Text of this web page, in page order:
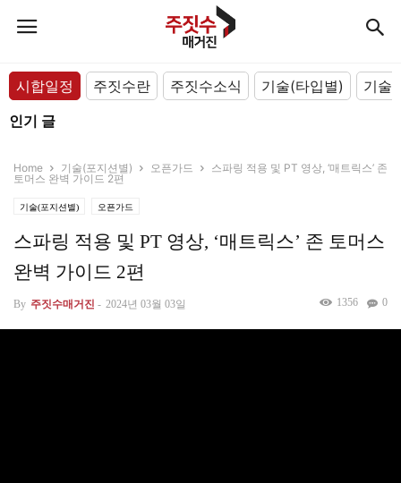
시합일정 주짓수란 주짓수소식 기술(타입별)
기술
인기 글
Home 기술(포지션별) 오픈가드
스파링 적용 및 PT 영상, ‘매트릭스’ 존
토머스 완벽 가이드 2편
기술(포지션별) 오픈가드
스파링 적용 및 PT 영상, ‘매트릭스’ 존 토머스
완벽 가이드 2편
By 주짓수매거진 - 2024년 03월 03일 0
1356